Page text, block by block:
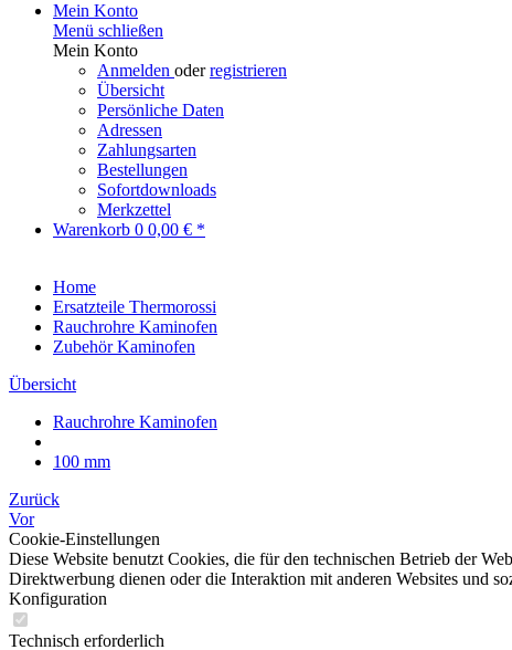
Mein Konto
Menü schließen
Mein Konto
Anmelden oderregistrieren
Übersicht
Persönliche Daten
Adressen
Zahlungsarten
Bestellungen
Sofortdownloads
Merkzettel
Warenkorb 0 0,00 € *
Home
Ersatzteile Thermorossi
Rauchrohre Kaminofen
Zubehör Kaminofen
Übersicht
Rauchrohre Kaminofen
100 mm
Zurück
Vor
Cookie-Einstellungen
Diese Website benutzt Cookies, die für den technischen Betrieb der
Direktwerbung dienen oder die Interaktion mit anderen Websites und
Konfiguration
Technisch erforderlich